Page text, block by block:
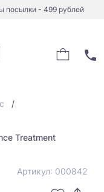
посылки - 499 рублей
Treatment
Артикул: 000842